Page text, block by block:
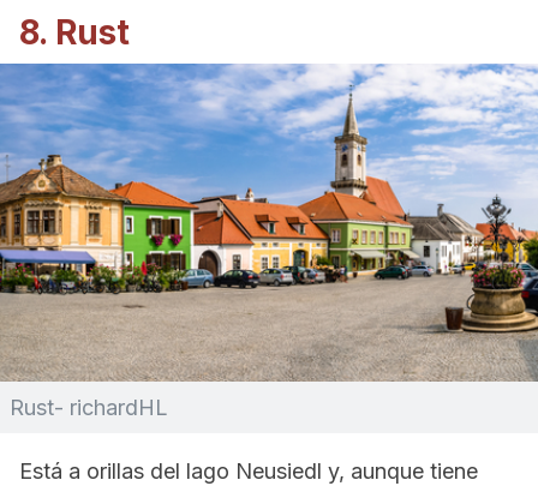
8. Rust
Rust- richardHL
Está a orillas del lago Neusiedl y, aunque tiene